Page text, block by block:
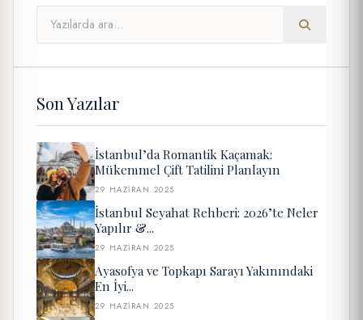
Son Yazılar
İstanbul’da Romantik Kaçamak:
Mükemmel Çift Tatilini Planlayın
29 HAZIRAN 2025
İstanbul Seyahat Rehberi: 2026’te Neler
Yapılır &...
29 HAZIRAN 2025
Ayasofya ve Topkapı Sarayı Yakınındaki
En İyi...
29 HAZIRAN 2025